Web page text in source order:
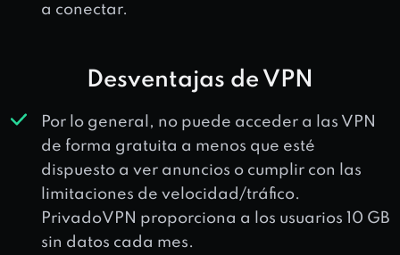
a conectar.
Desventajas de VPN
Por lo general, no puede acceder a las VPN
de forma gratuita a menos que esté
dispuesto a ver anuncios o cumplir con las
limitaciones de velocidad/tráfico.
PrivadoVPN proporciona a los usuarios 10 GB
sin datos cada mes.